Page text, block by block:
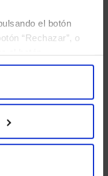
el botón
“Rechazar”, o